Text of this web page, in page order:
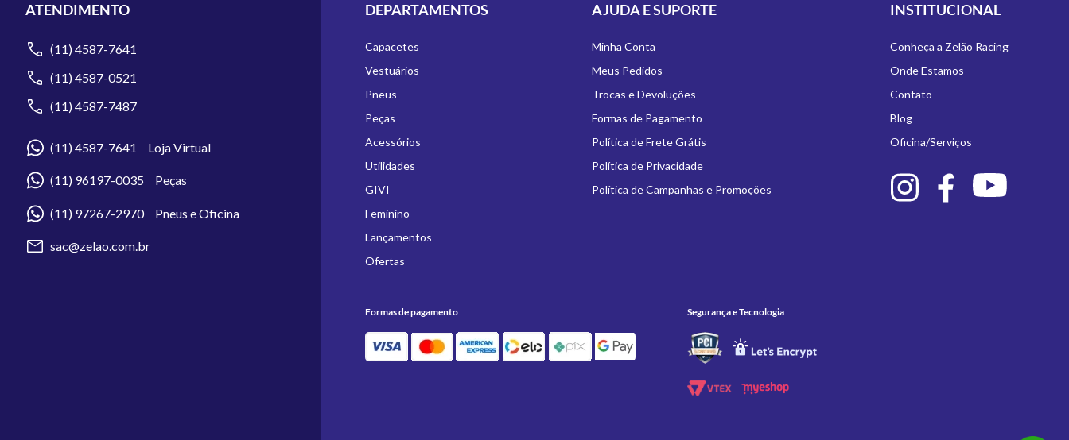
ATENDIMENTO
(11) 4587-7641
(11) 4587-0521
(11) 4587-7487
(11) 4587-7641 Loja Virtual
(11) 96197-0035 Peças
(11) 97267-2970 Pneus e Oficina
sac@zelao.com.br
DEPARTAMENTOS
Capacetes
Vestuários
Pneus
Peças
Acessórios
Utilidades
GIVI
Feminino
Lançamentos
Ofertas
AJUDA E SUPORTE
Minha Conta
Meus Pedidos
Trocas e Devoluções
Formas de Pagamento
Política de Frete Grátis
Política de Privacidade
Política de Campanhas e Promoções
INSTITUCIONAL
Conheça a Zelão Racing
Onde Estamos
Contato
Blog
Oficina/Serviços
Formas de pagamento Segurança e Tecnologia